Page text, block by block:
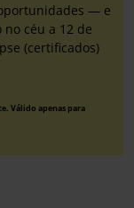
— e
céu a 12 de
(certificados)
Válido apenas para